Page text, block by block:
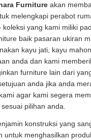
Furniture akan
melengkapi perabot
koleksi yang kami miliki
baik pasaran ukiran
kayu jati, kayu
anda dan kami
furniture lain dari
anda jika anda
agar kami segera
pilihan anda.
konstruksi yang
untuk menghasilkan